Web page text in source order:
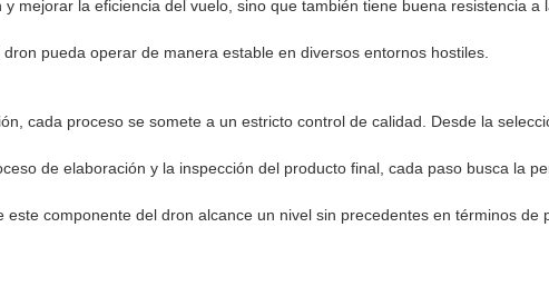
mejorar la eficiencia del vuelo, sino que también tiene buena resistencia a
pueda operar de manera estable en diversos entornos hostiles.
cada proceso se somete a un estricto control de calidad. Desde la
de elaboración y la inspección del producto final, cada paso busca la
componente del dron alcance un nivel sin precedentes en términos de